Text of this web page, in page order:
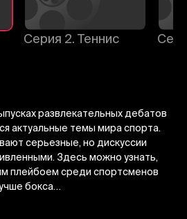
Серия 2. Теннис
развлекательных дебатов
актуальные темы мира спорта.
серьезные, но дискуссии
Здесь можно узнать,
плейбоем среди спортсменов
бокса…